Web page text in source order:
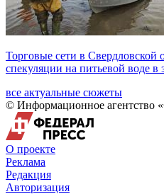
Торговые сети в Свердловской
спекуляции на питьевой воде в
все актуальные сюжеты
© Информационное агентство
О проекте
Реклама
Редакция
Авторизация